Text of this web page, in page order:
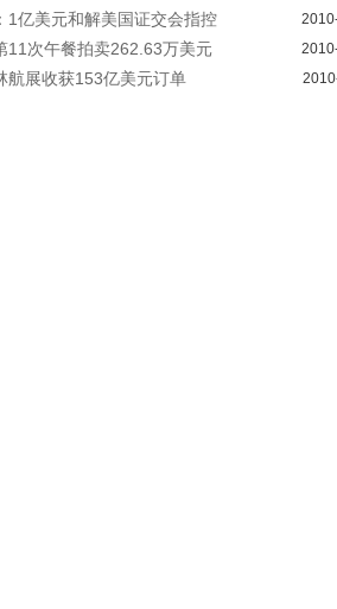
1亿美元和解美国证交会指控
11次午餐拍卖262.63万美元
航展收获153亿美元订单